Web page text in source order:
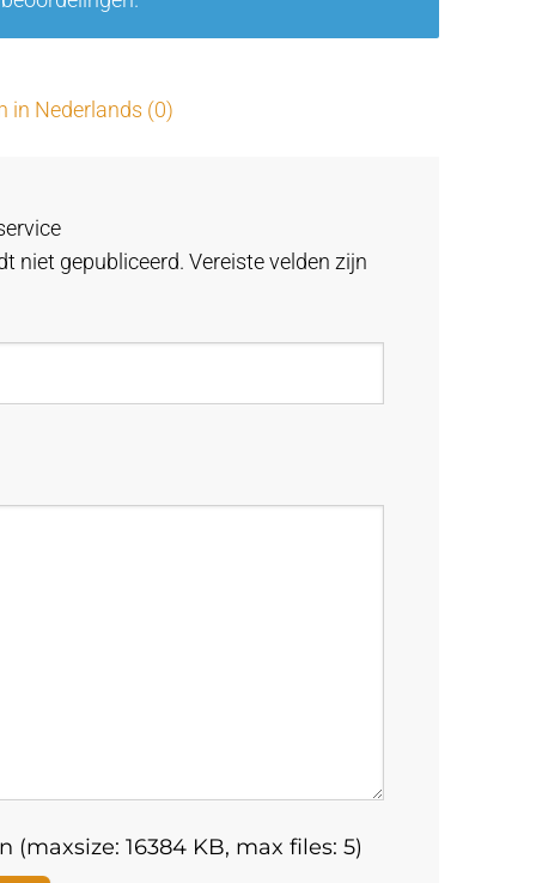
uit
5
in Nederlands (0)
niet gepubliceerd. Vereiste velden zijn
(maxsize: 16384 KB, max files: 5)